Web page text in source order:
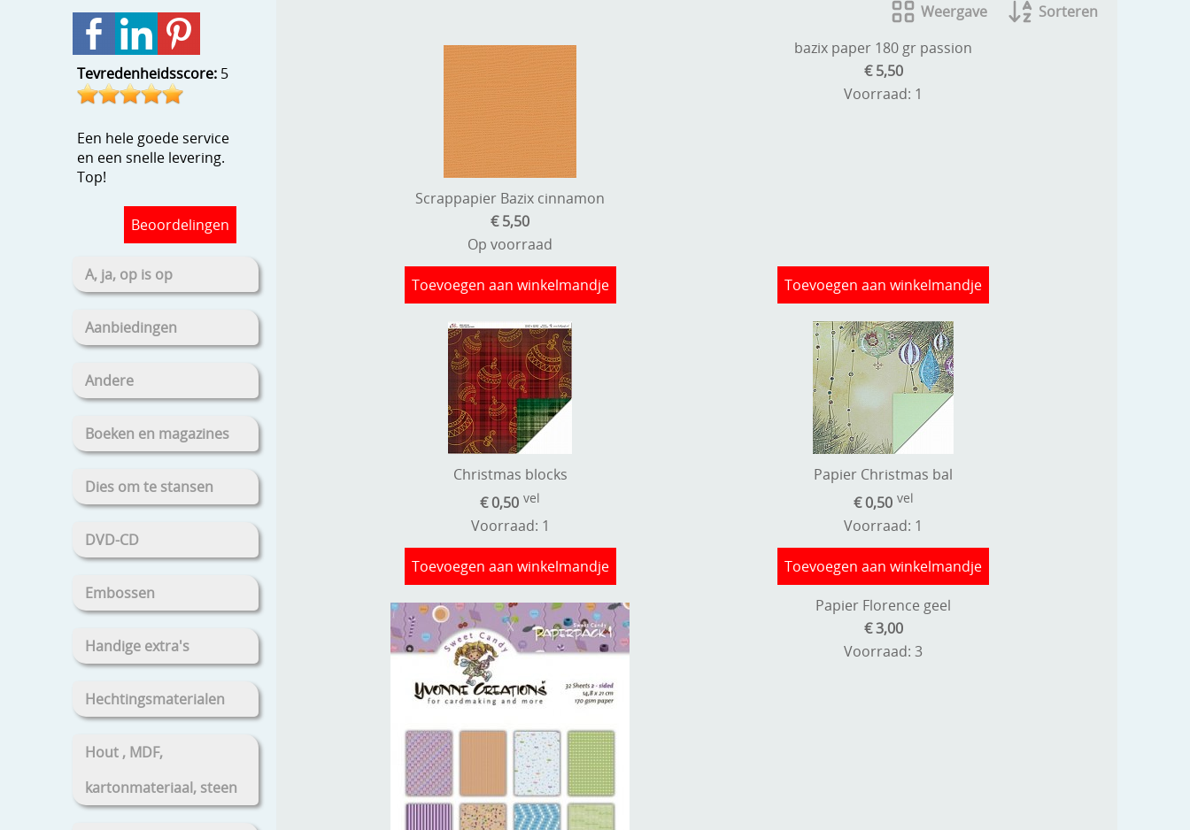
Tevredenheidsscore: 5
Een hele goede service
en een snelle levering.
Top!
Beoordelingen
A, ja, op is op
Aanbiedingen
Andere
Boeken en magazines
Dies om te stansen
DVD-CD
Embossen
Handige extra's
Hechtingsmaterialen
Hout , MDF,
kartonmateriaal, steen
Weergave
Sorteren
Scrappapier Bazix cinnamon
€ 5,50
Op voorraad
Toevoegen aan winkelmandje
bazix paper 180 gr passion
€ 5,50
Voorraad: 1
Toevoegen aan winkelmandje
Christmas blocks
€ 0,50 vel
Voorraad: 1
Toevoegen aan winkelmandje
Papier Christmas bal
€ 0,50 vel
Voorraad: 1
Toevoegen aan winkelmandje
Papier Florence geel
€ 3,00
Voorraad: 3